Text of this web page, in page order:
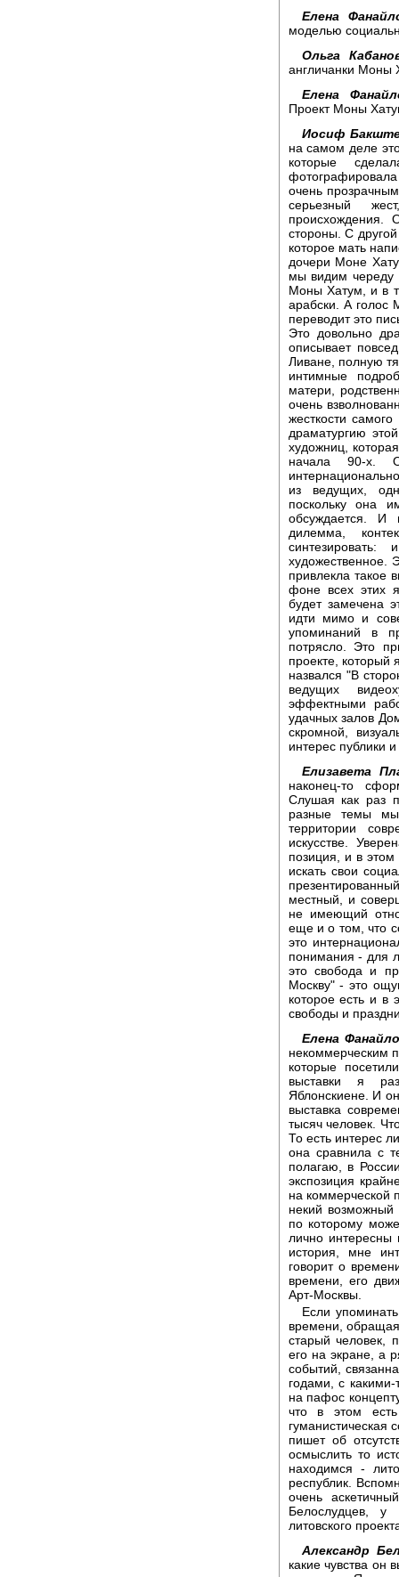
Елена
моделью
Ольга
англичанки Моны
Елена
Проект Моны
Иосиф
на самом деле
которые
очень
серьезный
происхождения.
стороны. С
которое мать
дочери Моне
мы видим череду
Моны Хатум, и в
арабски. А
переводит это
Это довольно
описывает
Ливане, полную
интимные
матери,
очень
жесткости
драматургию
художниц,
начала 90-х.
из ведущих,
поскольку она
обсуждается. И
дилемма,
художественное.
привлекла такое
фоне всех этих
будет замечена
идти мимо и
упоминаний в
потрясло. Это
проекте, который
назвался "В
ведущих
эффектными
удачных залов
скромной,
интерес публики
Елизавета
наконец-то
Слушая как раз
разные темы
территории
искусстве.
позиция, и в этом
искать свои
местный, и
не имеющий
еще и о том, что
это
понимания - для
это свобода и
Москву" - это
которое есть и в
свободы и
Елена
некоммерческим
которые
выставки я
Яблонскиене. И
выставка
тысяч человек.
То есть интерес
она сравнила с
полагаю, в
экспозиция
на коммерческой
некий
по которому
лично интересны
история, мне
говорит о
времени, его
Арт-Москвы.
Если
времени,
старый человек,
его на экране, а
событий,
годами, с
на пафос
что в этом есть
гуманистическая
пишет об
осмыслить то
находимся -
республик.
очень
Белослудцев, у
литовского
Александр
какие чувства он